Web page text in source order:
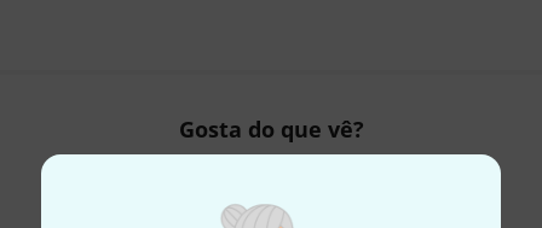
Gosta do que vê?